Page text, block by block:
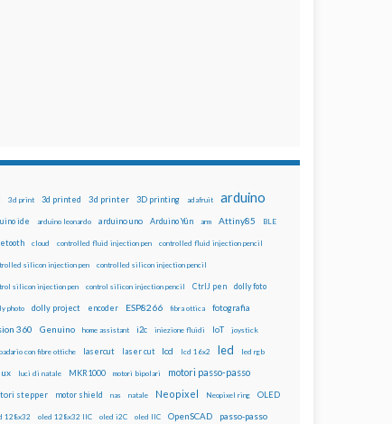
3d print 3d printed 3d printer 3D printing adafruit arduino
ide arduino leonardo arduino uno Arduino Yún arm Attiny85 BLE
cloud controlled fluid injection pen controlled fluid injection pencil
silicon injection pen controlled silicon injection pencil
silicon injection pen control silicon injection pencil CtrlJ pen dolly foto
photo dolly project encoder ESP8266 fibra ottica fotografia
360 Genuino home assistant i2c iniezione fluidi IoT joystick
con fibre ottiche lasercut laser cut lcd lcd 16x2 led led rgb
luci di natale MKR1000 motori bipolari motori passo-passo
stepper motor shield nas natale Neopixel Neopixel ring OLED
128x32 oled 128x32 IIC oled i2C oled IIC OpenSCAD passo-passo